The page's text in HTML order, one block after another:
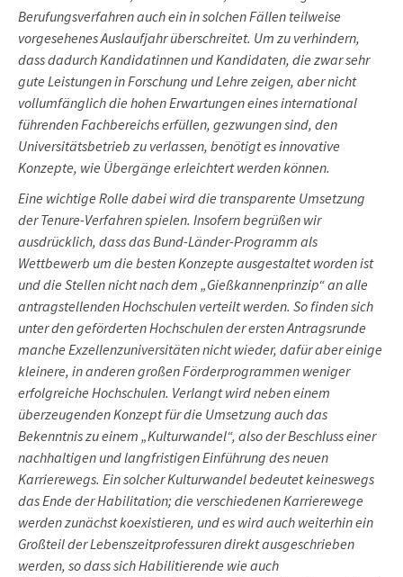
Berufungsverfahren auch ein in solchen Fällen teilweise
vorgesehenes Auslaufjahr überschreitet. Um zu verhindern,
dass dadurch Kandidatinnen und Kandidaten, die zwar sehr
gute Leistungen in Forschung und Lehre zeigen, aber nicht
vollumfänglich die hohen Erwartungen eines international
führenden Fachbereichs erfüllen, gezwungen sind, den
Universitätsbetrieb zu verlassen, benötigt es innovative
Konzepte, wie Übergänge erleichtert werden können.
Eine wichtige Rolle dabei wird die transparente Umsetzung
der Tenure-Verfahren spielen. Insofern begrüßen wir
ausdrücklich, dass das Bund-Länder-Programm als
Wettbewerb um die besten Konzepte ausgestaltet worden ist
und die Stellen nicht nach dem „Gießkannenprinzip“ an alle
antragstellenden Hochschulen verteilt werden. So finden sich
unter den geförderten Hochschulen der ersten Antragsrunde
manche Exzellenzuniversitäten nicht wieder, dafür aber einige
kleinere, in anderen großen Förderprogrammen weniger
erfolgreiche Hochschulen. Verlangt wird neben einem
überzeugenden Konzept für die Umsetzung auch das
Bekenntnis zu einem „Kulturwandel“, also der Beschluss einer
nachhaltigen und langfristigen Einführung des neuen
Karrierewegs. Ein solcher Kulturwandel bedeutet keineswegs
das Ende der Habilitation; die verschiedenen Karrierewege
werden zunächst koexistieren, und es wird auch weiterhin ein
Großteil der Lebenszeitprofessuren direkt ausgeschrieben
werden, so dass sich Habilitierende wie auch